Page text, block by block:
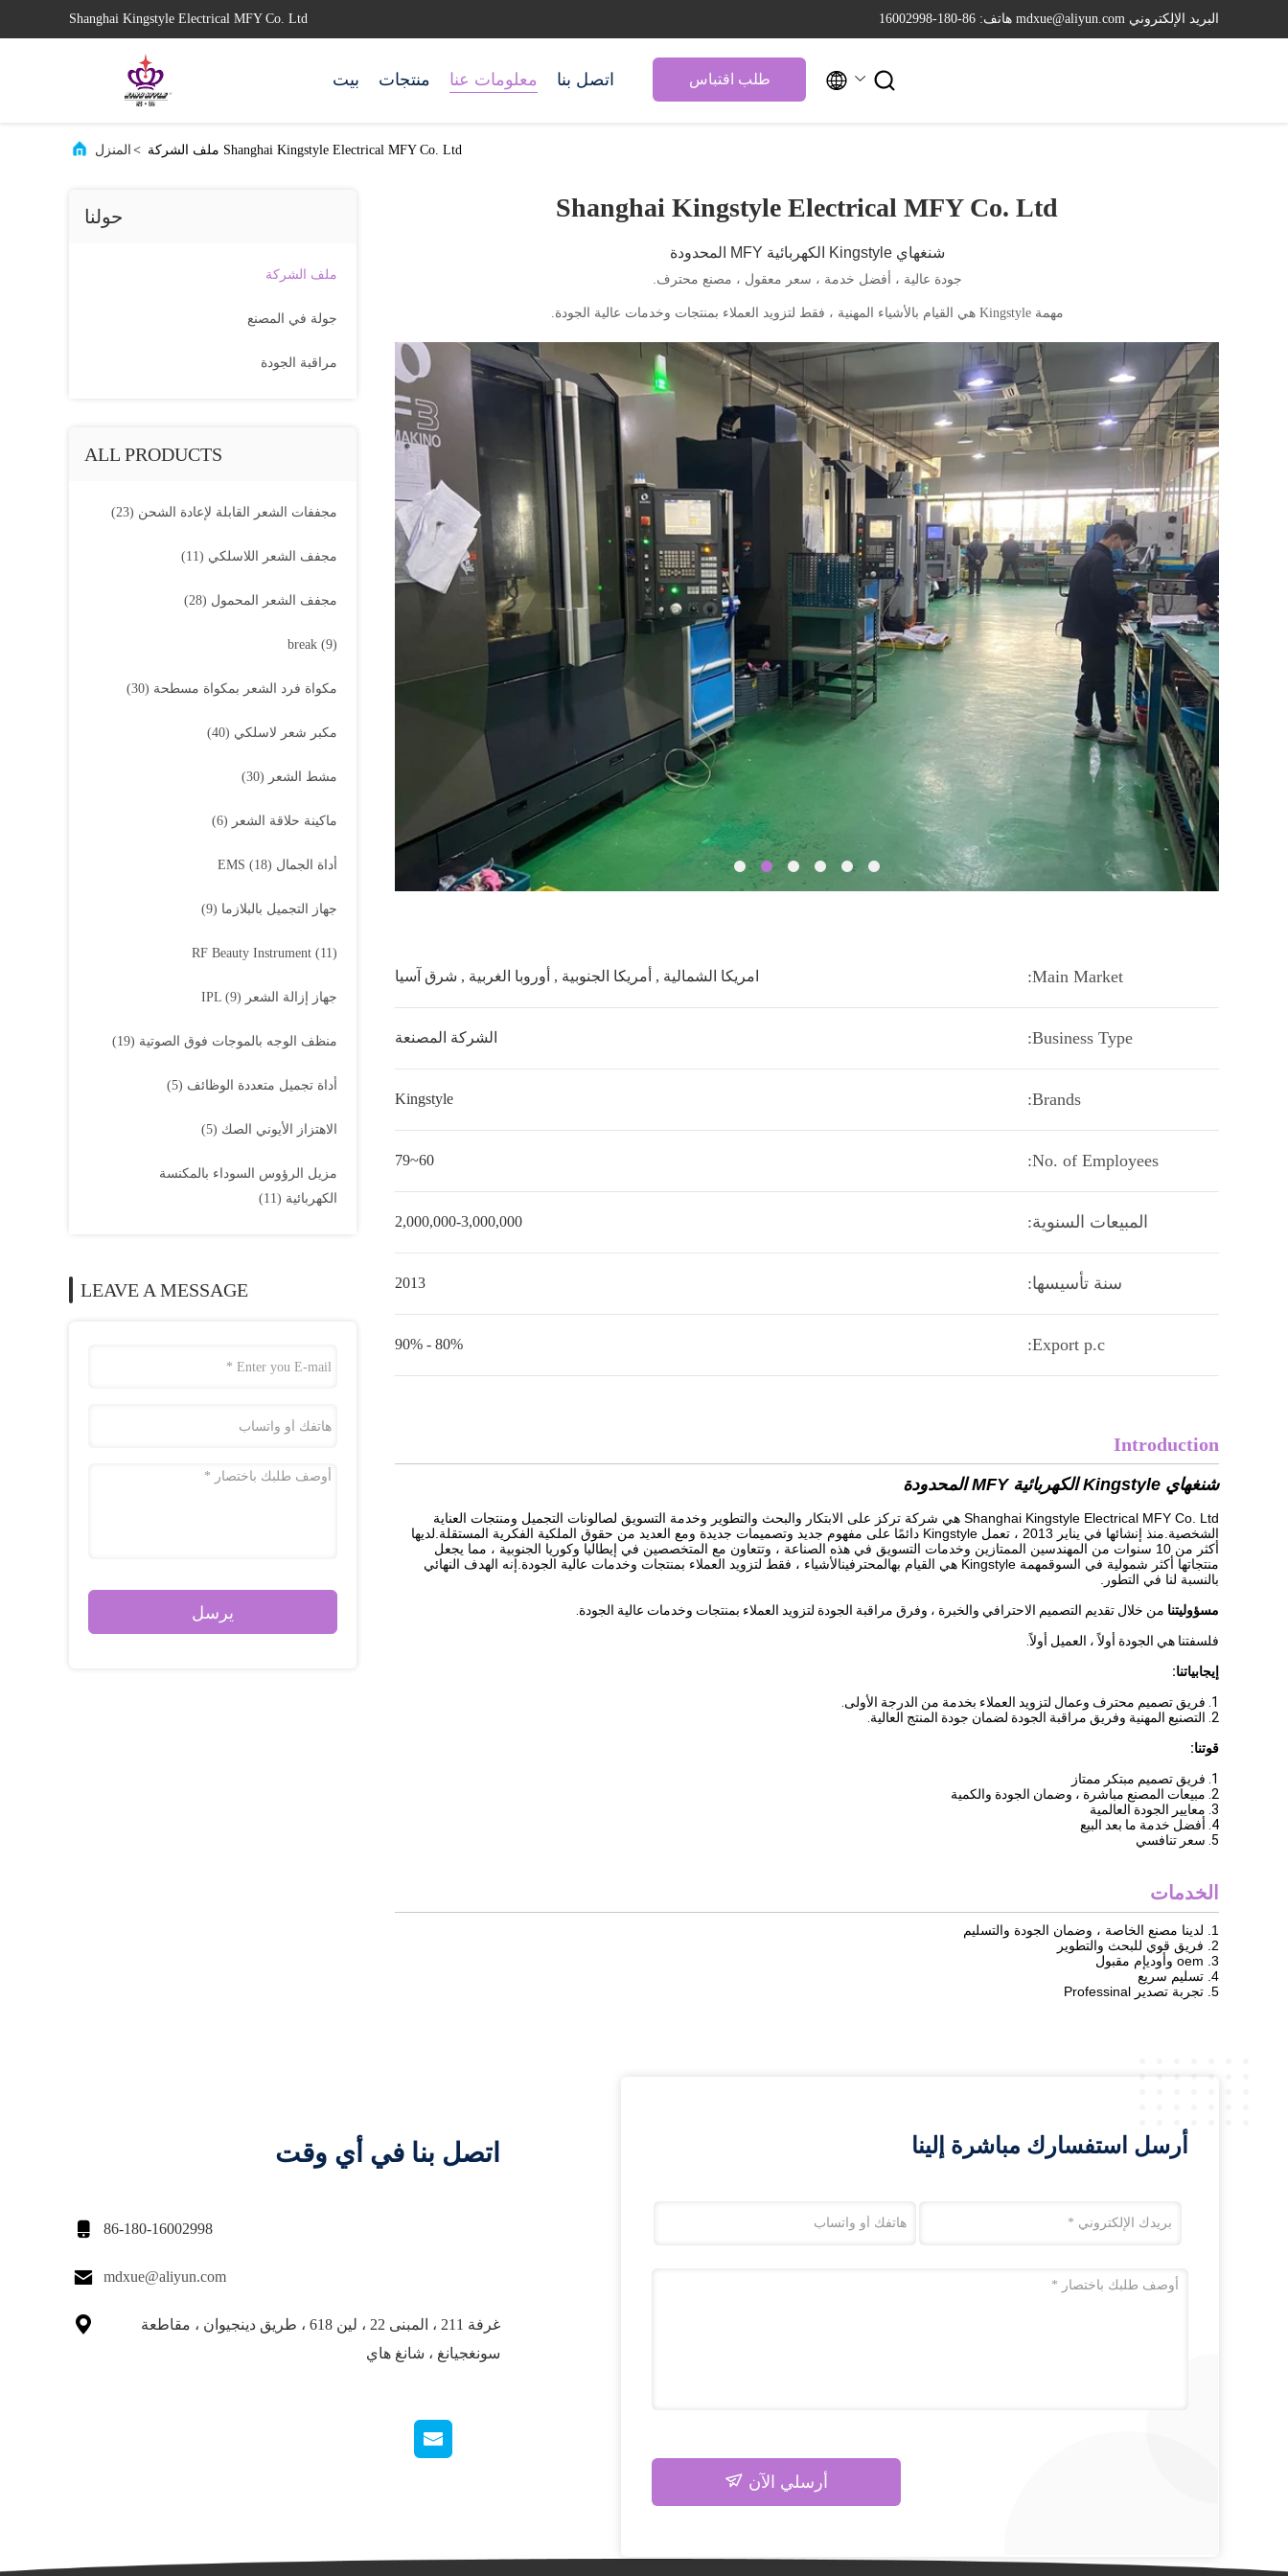
Shanghai Kingstyle Electrical MFY Co. Ltd البريد الإلكتروني mdxue@aliyun.com هاتف: 86-180-16002998
بيت منتجات معلومات عنا اتصل بنا طلب اقتباس  
المنزل > Shanghai Kingstyle Electrical MFY Co. Ltd ملف الشركة
حولنا
ملف الشركة
جولة في المصنع
مراقبة الجودة
ALL PRODUCTS
مجففات الشعر القابلة لإعادة الشحن (23)
مجفف الشعر اللاسلكي (11)
مجفف الشعر المحمول (28)
break (9)
مكواة فرد الشعر بمكواة مسطحة (30)
مكبر شعر لاسلكي (40)
مشط الشعر (30)
ماكينة حلاقة الشعر (6)
أداة الجمال EMS (18)
جهاز التجميل بالبلازما (9)
RF Beauty Instrument (11)
جهاز إزالة الشعر IPL (9)
منظف ​​الوجه بالموجات فوق الصوتية (19)
أداة تجميل متعددة الوظائف (5)
الاهتزاز الأيوني الصك (5)
مزيل الرؤوس السوداء بالمكنسة
الكهربائية (11)
LEAVE A MESSAGE
يرسل
Shanghai Kingstyle Electrical MFY Co. Ltd
شنغهاي Kingstyle الكهربائية MFY المحدودة
جودة عالية ، أفضل خدمة ، سعر معقول ، مصنع محترف.
مهمة Kingstyle هي القيام بالأشياء المهنية ، فقط لتزويد العملاء بمنتجات وخدمات عالية الجودة.
Main Market: امريكا الشمالية , أمريكا الجنوبية , أوروبا الغربية , شرق آسيا
Business Type: الشركة المصنعة
Brands:
Kingstyle
No. of Employees:
60~79
المبيعات السنوية: 2,000,000-3,000,000
سنة تأسيسها: 2013
Export p.c:
80% - 90%
Introduction
شنغهاي Kingstyle الكهربائية MFY المحدودة
Shanghai Kingstyle Electrical MFY Co. Ltd هي شركة تركز على الابتكار والبحث والتطوير وخدمة التسويق لصالونات التجميل ومنتجات العناية
الشخصية.منذ إنشائها في يناير 2013 ، تعمل Kingstyle دائمًا على مفهوم جديد وتصميمات جديدة ومع العديد من حقوق الملكية الفكرية المستقلة.لديها
أكثر من 10 سنوات من المهندسين الممتازين وخدمات التسويق في هذه الصناعة ، وتتعاون مع المتخصصين في إيطاليا وكوريا الجنوبية ، مما يجعل
منتجاتها أكثر شمولية في السوقمهمة Kingstyle هي القيام به
المحترفينالأشياء ، فقط لتزويد العملاء بمنتجات وخدمات عالية الجودة.إنه الهدف النهائي
بالنسبة لنا في التطور.
مسؤوليتنا من خلال تقديم التصميم الاحترافي والخبرة ، وفرق مراقبة الجودة لتزويد العملاء بمنتجات وخدمات عالية الجودة.
فلسفتنا هي الجودة أولاً ، العميل أولاً.
إيجابياتنا:
1. فريق تصميم محترف وعمال لتزويد العملاء بخدمة من الدرجة الأولى.
2. التصنيع المهنية وفريق مراقبة الجودة لضمان جودة المنتج العالية.
قوتنا:
1. فريق تصميم مبتكر ممتاز
2. مبيعات المصنع مباشرة ، وضمان الجودة والكمية
3. معايير الجودة العالمية
4. أفضل خدمة ما بعد البيع
5. سعر تنافسي
الخدمات
1. لدينا مصنع الخاصة ، وضمان الجودة والتسليم
2. فريق قوي للبحث والتطوير
3. oem وأوديإم مقبول
4. تسليم سريع
5. تجربة تصدير Professinal
اتصل بنا في أي وقت
 86-180-16002998
 mdxue@aliyun.com

غرفة 211 ، المبنى 22 ، لين 618 ، طريق دينجيوان ، مقاطعة
سونغجيانغ ، شانغ هاي
أرسل استفسارك مباشرة إلينا
أرسلي الآن